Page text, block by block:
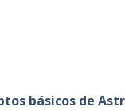
básicos de